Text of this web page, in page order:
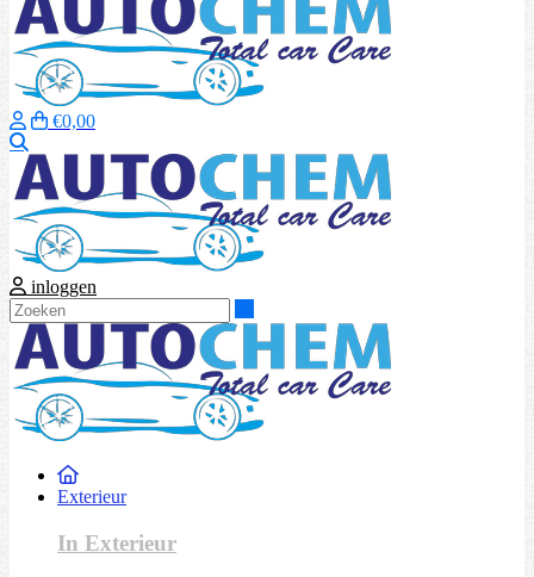
€0,00
inloggen
Exterieur
In Exterieur